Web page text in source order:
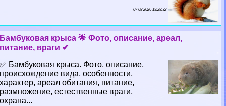
07 08 2026 19:28:32
Бамбуковая крыса 🌟 Фото, описание, ареал,
питание, враги ✔
✅ Бамбуковая крыса. Фото, описание,
происхождение вида, особенности,
хаpaктер, ареал обитания, питание,
размножение, естественные враги,
охрана...